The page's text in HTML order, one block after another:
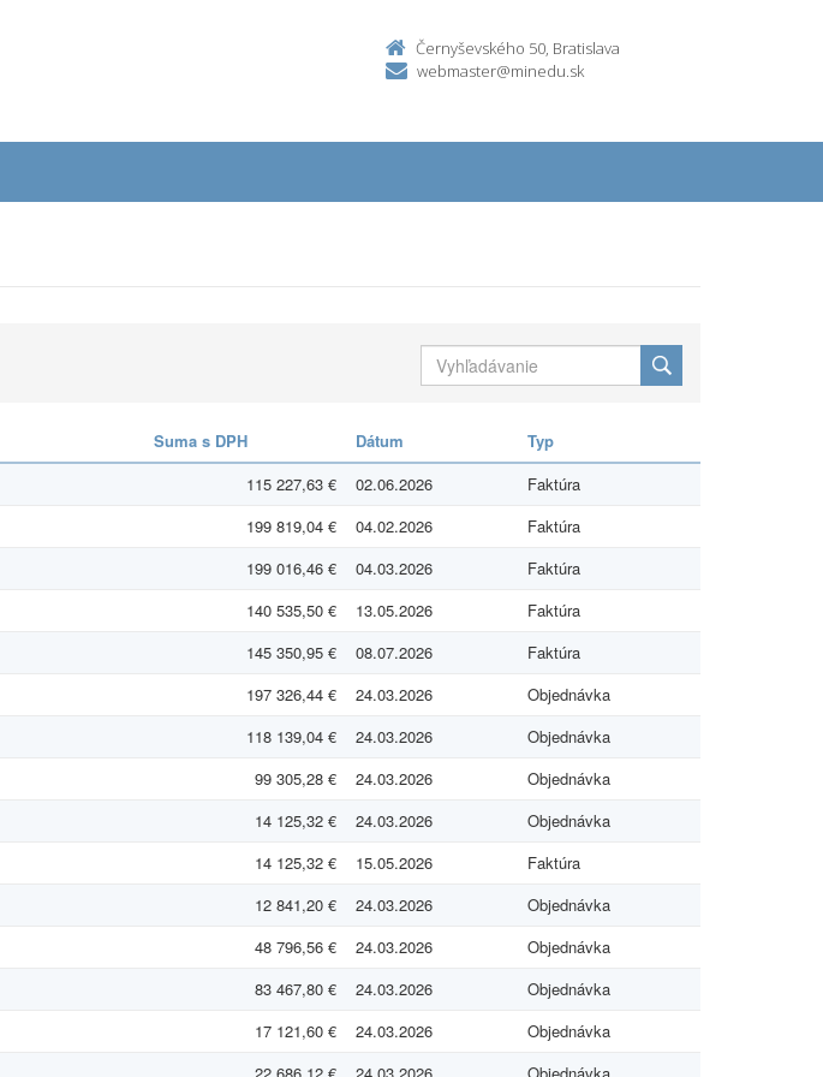
Černyševského 50, Bratislava
webmaster@minedu.sk
Suma s DPH Dátum
Typ
115 227,63 € 02.06.2026
Faktúra
199 819,04 € 04.02.2026
Faktúra
199 016,46 € 04.03.2026
Faktúra
140 535,50 € 13.05.2026
Faktúra
145 350,95 € 08.07.2026
Faktúra
197 326,44 € 24.03.2026
Objednávka
118 139,04 € 24.03.2026
Objednávka
99 305,28 € 24.03.2026
Objednávka
14 125,32 € 24.03.2026
Objednávka
14 125,32 € 15.05.2026
Faktúra
12 841,20 € 24.03.2026
Objednávka
48 796,56 € 24.03.2026
Objednávka
83 467,80 € 24.03.2026
Objednávka
17 121,60 € 24.03.2026
Objednávka
22 686,12 € 24.03.2026 Objednávka